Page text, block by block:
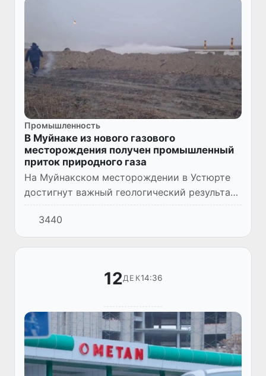
Промышленность
В Муйнаке из нового газового
месторождения получен промышленный
приток природного газа
На Муйнакском месторождении в Устюрте
достигнут важный геологический результат:
с третьей разведочной скважины получен
промышленный приток природного газа.
3440
12ДЕК14:36